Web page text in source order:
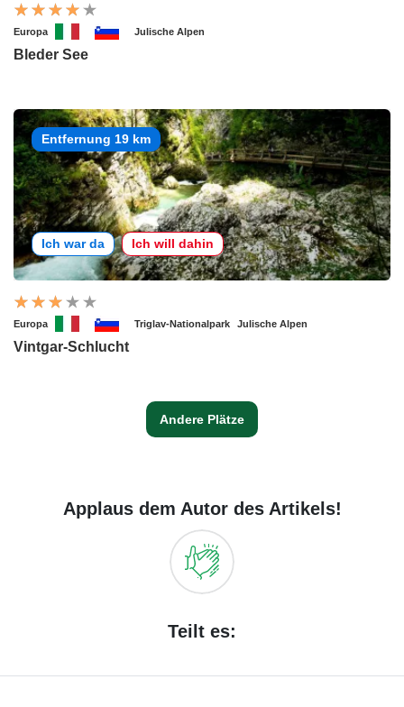
Europa Julische Alpen
Bleder See
Entfernung 19 km
Ich war da Ich will dahin
Europa Triglav-Nationalpark Julische Alpen
Vintgar-Schlucht
Andere Plätze
Applaus dem Autor des Artikels!
Teilt es: